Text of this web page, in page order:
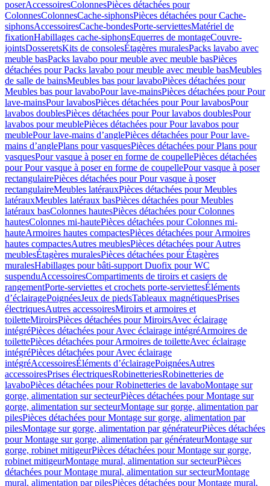
poserAccessoiresColonnesPièces détachées pour
ColonnesColonnesCache-siphonsPièces détachées pour Cache-
siphonsAccessoiresCache-bondesPorte-serviettesMatériel de
fixationHabillages cache-siphonsEquerres de montageCouvre-
jointsDosseretsKits de consolesÉtagères muralesPacks lavabo avec
meuble basPacks lavabo pour meuble avec meuble basPièces
détachées pour Packs lavabo pour meuble avec meuble basMeubles
de salle de bainsMeubles bas pour lavaboPièces détachées pour
Meubles bas pour lavaboPour lave-mainsPièces détachées pour Pour
lave-mainsPour lavabosPièces détachées pour Pour lavabosPour
lavabos doublesPièces détachées pour Pour lavabos doublesPour
lavabos pour meublePièces détachées pour Pour lavabos pour
meublePour lave-mains d’anglePièces détachées pour Pour lave-
mains d’anglePlans pour vasquesPièces détachées pour Plans pour
vasquesPour vasque à poser en forme de coupellePièces détachées
pour Pour vasque à poser en forme de coupellePour vasque à poser
rectangulairePièces détachées pour Pour vasque à poser
rectangulaireMeubles latérauxPièces détachées pour Meubles
latérauxMeubles latéraux basPièces détachées pour Meubles
latéraux basColonnes hautesPièces détachées pour Colonnes
hautesColonnes mi-hautePièces détachées pour Colonnes mi-
hauteArmoires hautes compactesPièces détachées pour Armoires
hautes compactesAutres meublesPièces détachées pour Autres
meublesÉtagères muralesPièces détachées pour Étagères
muralesHabillages pour bâti-support Duofix pour WC
suspenduAccessoiresCompartiments de tiroirs et casiers de
rangementPorte-serviettes et crochets porte-serviettesÉléments
d’éclairagePoignéesJeux de piedsTableaux magnétiquesPrises
électriquesAutres accessoiresMiroirs et armoires et
toiletteMiroirsPièces détachées pour MiroirsAvec éclairage
intégréPièces détachées pour Avec éclairage intégréArmoires de
toilettePièces détachées pour Armoires de toiletteAvec éclairage
intégréPièces détachées pour Avec éclairage
intégréAccessoiresÉléments d’éclairagePoignéesAutres
accessoiresPrises électriquesRobinetteriesRobinetteries de
lavaboPièces détachées pour Robinetteries de lavaboMontage sur
gorge, alimentation sur secteurPièces détachées pour Montage sur
gorge, alimentation sur secteurMontage sur gorge, alimentation par
pilesPièces détachées pour Montage sur gorge, alimentation par
pilesMontage sur gorge, alimentation par générateurPièces détachées
pour Montage sur gorge, alimentation par générateurMontage sur
gorge, robinet mitigeurPièces détachées pour Montage sur gorge,
robinet mitigeurMontage mural, alimentation sur secteurPièces
détachées pour Montage mural, alimentation sur secteurMontage
mural, alimentation par pilesPièces détachées pour Montage mural,